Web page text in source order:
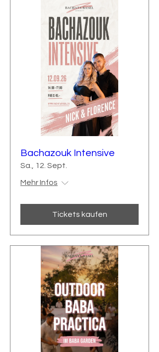
Bachazouk Intensive
Sa., 12. Sept.
Mehr Infos
Tickets kaufen